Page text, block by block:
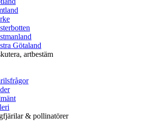
Götaland
artbestäm
& pollinatörer